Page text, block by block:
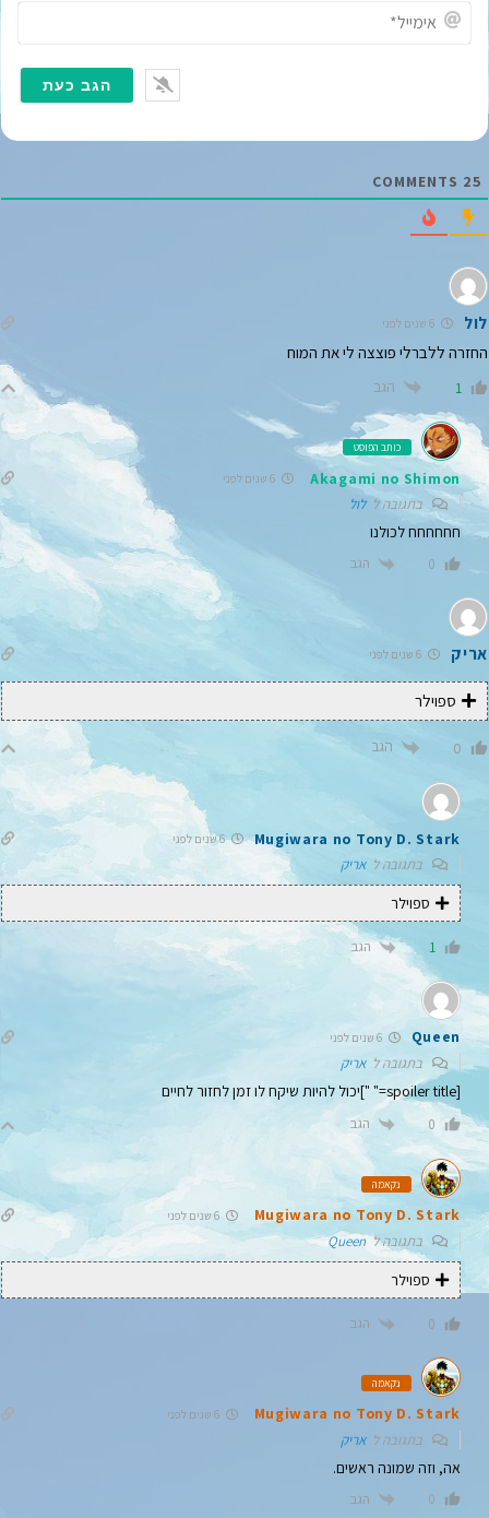
*
י
ל
25
לול 6 שנים לפני
החזרה ללברלי פוצצה לי את המוח
1 הגב
כותב הפוסט
Akagami no Shimon
בתגובה ללול
חחחחחח לכולנו
0 הגב
אריק
ספוילר
0 הגב
Mugiwara no Tony D. Stark 6 שנים לפני
בתגובה לאריק
ספוילר
1 הגב
Queen 6 שנים לפני
בתגובה לאריק
[spoiler title=" "]יכול להיות שיקח לו זמן לחזור לחיים
0 הגב
נקאמה
Mugiwara no Tony D. Stark 6 שנים לפני
בתגובה לQueen
ספוילר
0 הגב
נקאמה
Mugiwara no Tony D. Stark 6 שנים לפני
בתגובה לאריק
אה, וזה שמונה ראשים.
0 הגב